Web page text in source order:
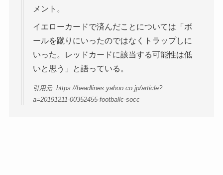
メント。
イエローカードで済んだことについては「ボ
ールを蹴りにいったのではなくトラップしに
いった。レッドカードに該当する可能性は低
いと思う」と語っている。
引用元: https://headlines.yahoo.co.jp/article?
a=20191211-00352455-footballc-socc